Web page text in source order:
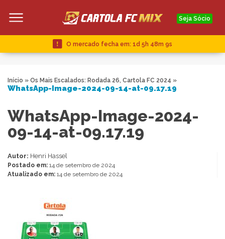
Seja Sócio
O mercado fecha em: 1d 5h 48m 9s
Início » Os Mais Escalados: Rodada 26, Cartola FC 2024 »
WhatsApp-Image-2024-09-14-at-09.17.19
WhatsApp-Image-2024-
09-14-at-09.17.19
Autor: Henri Hassel
Postado em: 14 de setembro de 2024
Atualizado em: 14 de setembro de 2024